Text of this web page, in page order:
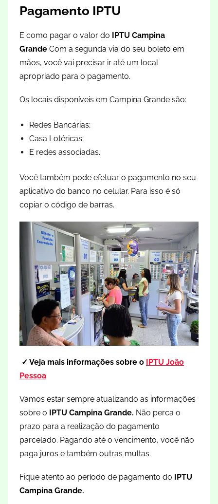
Pagamento IPTU
E como pagar o valor do IPTU Campina
Grande Com a segunda via do seu boleto em
mãos, você vai precisar ir até um local
apropriado para o pagamento.
Os locais disponíveis em Campina Grande são:
Redes Bancárias;
Casa Lotéricas;
E redes associadas.
Você também pode efetuar o pagamento no seu
aplicativo do banco no celular. Para isso é só
copiar o código de barras.
✓ Veja mais informações sobre o
IPTU João
Pessoa
Vamos estar sempre atualizando as informações
sobre o
IPTU Campina Grande. Não perca o
prazo para a realização do pagamento
parcelado. Pagando até o vencimento, você não
paga juros e também outras multas.
Fique atento ao período de pagamento do
IPTU
Campina Grande.